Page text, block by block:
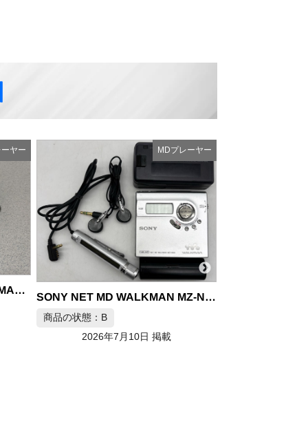
ヤー
SONY NET MD WALKMAN MZ-N920 MDプレーヤー
MDプレーヤー
SONY MZ-1 ウォークマン MDプレーヤー
2026年7月10日 掲載